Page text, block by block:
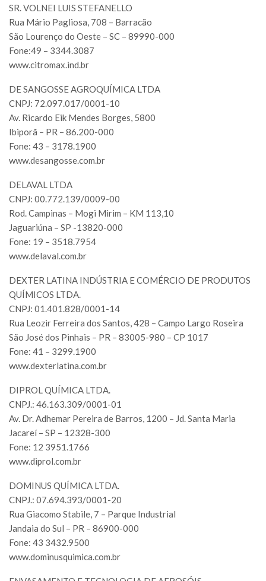
SR. VOLNEI LUIS STEFANELLO
Rua Mário Pagliosa, 708 – Barracão
São Lourenço do Oeste – SC – 89990-000
Fone:49 – 3344.3087
www.citromax.ind.br
DE SANGOSSE AGROQUÍMICA LTDA
CNPJ: 72.097.017/0001-10
Av. Ricardo Eik Mendes Borges, 5800
Ibiporã – PR – 86.200-000
Fone: 43 – 3178.1900
www.desangosse.com.br
DELAVAL LTDA
CNPJ: 00.772.139/0009-00
Rod. Campinas – Mogi Mirim – KM 113,10
Jaguariúna – SP -13820-000
Fone: 19 – 3518.7954
www.delaval.com.br
DEXTER LATINA INDÚSTRIA E COMÉRCIO DE PRODUTOS
QUÍMICOS LTDA.
CNPJ: 01.401.828/0001-14
Rua Leozir Ferreira dos Santos, 428 – Campo Largo Roseira
São José dos Pinhais – PR – 83005-980 – CP 1017
Fone: 41 – 3299.1900
www.dexterlatina.com.br
DIPROL QUÍMICA LTDA.
CNPJ.: 46.163.309/0001-01
Av. Dr. Adhemar Pereira de Barros, 1200 – Jd. Santa Maria
Jacareí – SP – 12328-300
Fone: 12 3951.1766
www.diprol.com.br
DOMINUS QUÍMICA LTDA.
CNPJ.: 07.694.393/0001-20
Rua Giacomo Stabile, 7 – Parque Industrial
Jandaia do Sul – PR – 86900-000
Fone: 43 3432.9500
www.dominusquimica.com.br